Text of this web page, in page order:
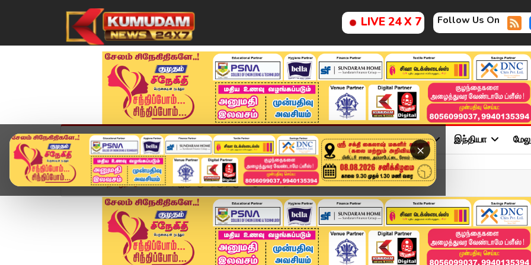
LIVE 24 X 7 Follow Us On
×
முகப்பு விளையாட்டு அண்மை தமிழ்நாடு சினிமா அரசியல் விளையாட்டு இந்தியா
Home தமிழ்நாடு காமராஜருக்கு பிறகு திமுக ஆட்சியில் தான்...பள்ளி...